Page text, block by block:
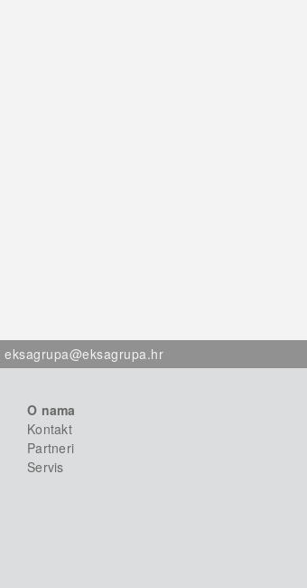
eksagrupa@eksagrupa.hr
O nama
Kontakt
Partneri
Servis